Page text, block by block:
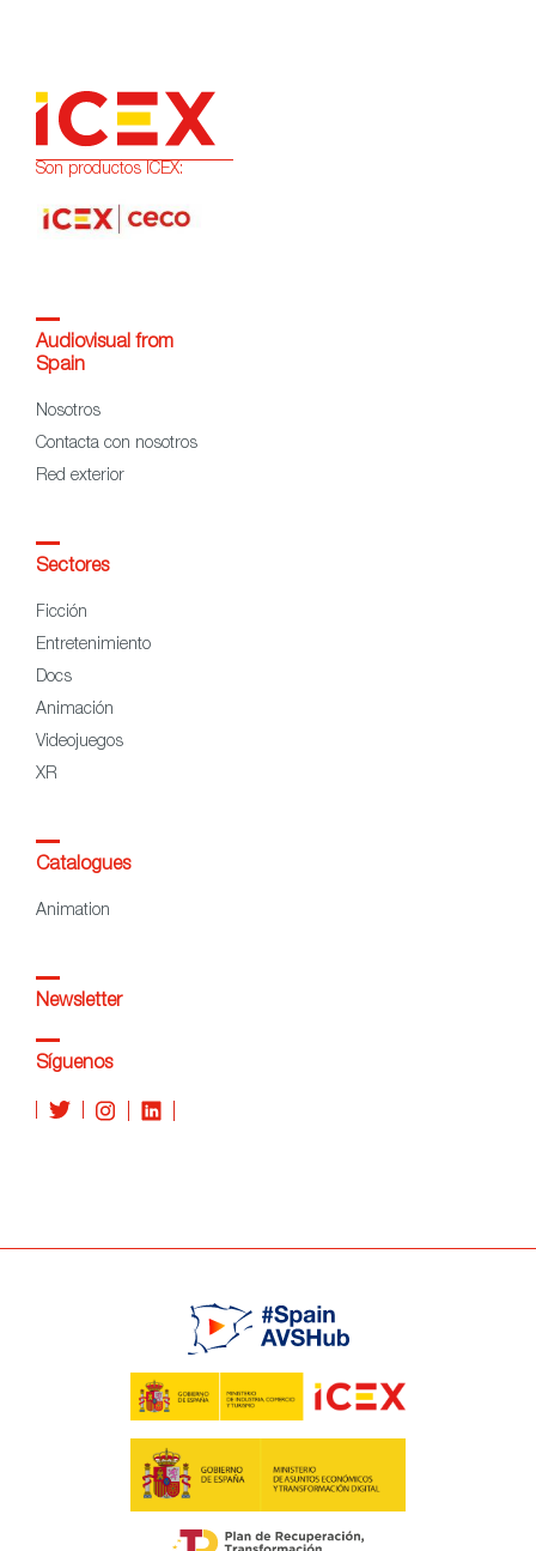
Son productos ICEX:
Audiovisual from
Spain
Nosotros
Contacta con nosotros
Red exterior
Sectores
Ficción
Entretenimiento
Docs
Animación
Videojuegos
XR
Catalogues
Animation
Newsletter
Síguenos